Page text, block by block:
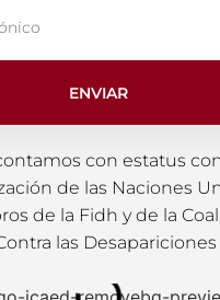
ENVIAR
con estatus
de las Naciones
de la Fidh y de la
las Desapariciones